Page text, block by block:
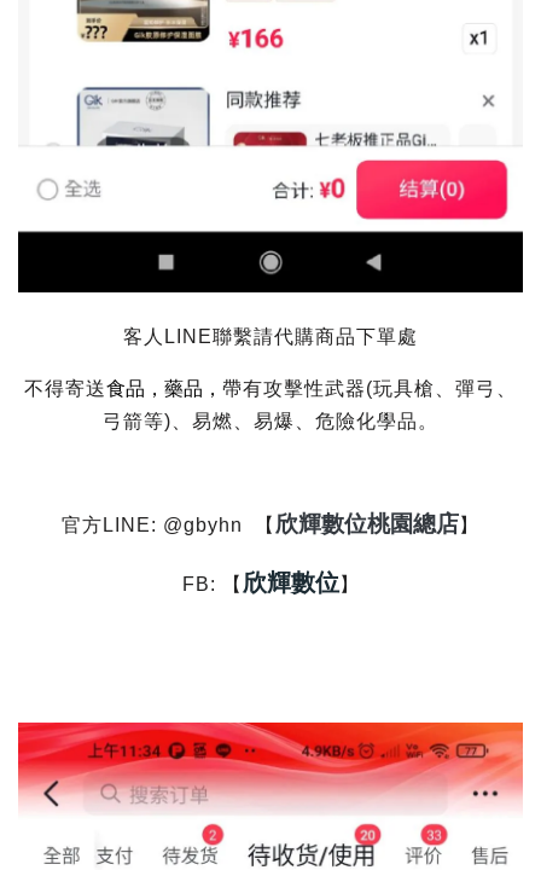
客人LINE聯繫請代購商品下單處
不得寄送食品，藥品， 帶有攻擊性武器(玩具槍、彈弓、
弓箭等)、易燃、易爆、危險化學品。
官方LINE: @gbyhn 【 欣輝數位桃園總店】
FB: 【 欣輝數位 】